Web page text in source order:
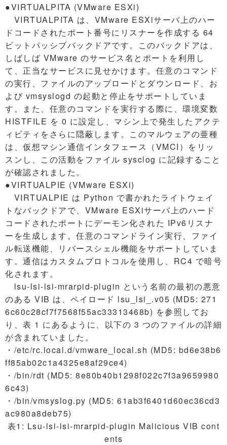
●VIRTUALPITA (VMware ESXi)
VIRTUALPITA は、VMware ESXiサーバ上のハー
ドコードされたポート番号にリスナーを作成する 64
ビットパッシブバックドアです。このバックドアは、
しばしば VMware のサービス名とポートを利用し
て、正当なサービスに見せかけます。任意のコマンド
の実行、ファイルのアップロードとダウンロード、お
よび vmsyslogd の起動と停止をサポートしていま
す。また、任意のコマンドを実行する際に、環境変数
HISTFILE を 0 に設定し、マシン上で発生したアクテ
ィビティをさらに隠蔽します。このマルウェアの亜種
は、仮想マシン通信インタフェース（VMCI）をリッ
スンし、この活動をファイル sysclog に記録すること
が確認されました。
●VIRTUALPIE (VMware ESXi)
VIRTUALPIE は Python で書かれたライトウェイ
トなバックドアで、VMware ESXiサーバ上のハード
コードされたポートにデーモン化された IPv6リスナ
ーを生成します。任意のコマンドライン実行、ファイ
ル転送機能、リバースシェル機能をサポートしていま
す。通信はカスタムプロトコルを使用し、RC4 で暗号
化されます。
lsu-lsi-lsi-mrarpid-plugin という名前の最初の悪意
のある VIB は、ペイロード lsu_lsi_.v05 (MD5: 271
6c60c28cf7f7568f55ac33313468b) を参照してお
り、表 1 にあるように、以下の 3 つのファイルの詳細
が含まれていました。
・/etc/rc.local.d/vmware_local.sh (MD5: bd6e38b6
ff85ab02c1a4325e8af29ce4)
・/bin/rdt (MD5: 8e80b40b1298f022c7f3a9659980
6c43)
・/bin/vmsyslog.py (MD5: 61ab3f6401d60ec36cd3
ac980a8deb75)
表1: Lsu-lsi-lsi-mrarpid-plugin Malicious VIB cont
ents